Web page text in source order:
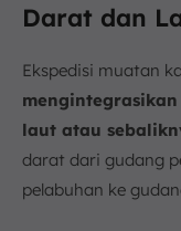
Darat dan
Ekspedisi muatan
laut atau
darat dari gudang
pelabuhan ke